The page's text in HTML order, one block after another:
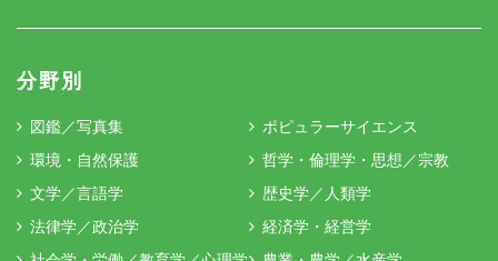
分野別
図鑑／写真集
ポピュラーサイエンス
環境・自然保護
哲学・倫理学・思想／宗教
文学／言語学
歴史学／人類学
法律学／政治学
経済学・経営学